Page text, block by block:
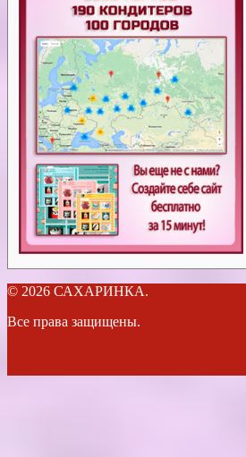
© 2026 САХАРИНКА.
Все права защищены.